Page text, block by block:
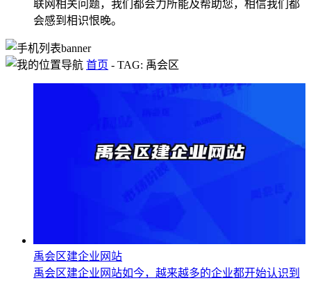
联网相关问题，我们都会力所能及帮助您，相信我们都
会感到相识恨晚。
首页 - TAG: 禹会区
禹会区建企业网站
禹会区建企业网站如今，越来越多的企业都开始认识到